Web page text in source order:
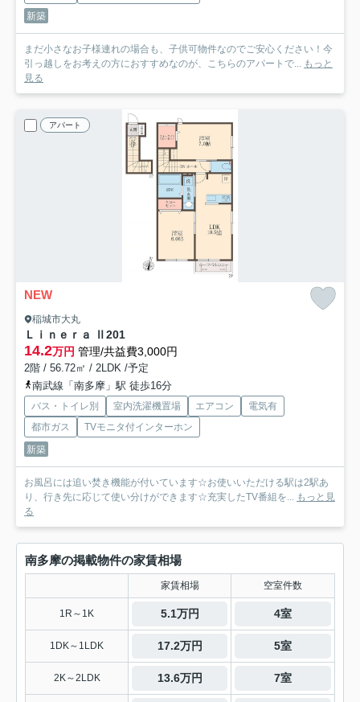
新築
まだ小さなお子様連れの場合も、子供可物件なのでご安心ください！今
引っ越しをお考えの方におすすめなのが、こちらのアパートで...
もっと
見る
アパート
NEW
稲城市大丸
Ｌｉｎｅｒａ Ⅱ 201
14.2万円 管理/共益費3,000円
2階 / 56.72㎡ / 2LDK /予定
南武線「南多摩」駅 徒歩16分
バス・トイレ別 室内洗濯機置場 エアコン
電気有
都市ガス
TVモニタ付インターホン
新築
お風呂には追い焚き機能が付いています☆お使いいただける駅は2駅あ
り、行き先に応じて使い分けができます☆充実したTV番組を...
もっと見
る
南多摩の掲載物件の家賃相場
家賃相場 空室件数
1R～1K 5.1万円 4室
1DK～1LDK 17.2万円 5室
2K～2LDK 13.6万円 7室